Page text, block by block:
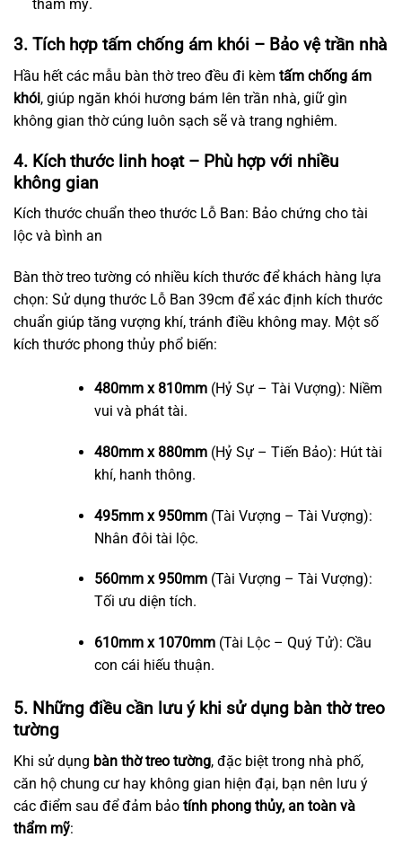
thẩm mỹ.
3. Tích hợp tấm chống ám khói – Bảo vệ trần nhà
Hầu hết các mẫu bàn thờ treo đều đi kèm tấm chống ám
khói, giúp ngăn khói hương bám lên trần nhà, giữ gìn
không gian thờ cúng luôn sạch sẽ và trang nghiêm.
4. Kích thước linh hoạt – Phù hợp với nhiều
không gian
Kích thước chuẩn theo thước Lỗ Ban: Bảo chứng cho tài
lộc và bình an
Bàn thờ treo tường có nhiều kích thước để khách hàng lựa
chọn: Sử dụng thước Lỗ Ban 39cm để xác định kích thước
chuẩn giúp tăng vượng khí, tránh điều không may. Một số
kích thước phong thủy phổ biến:
480mm x 810mm(Hỷ Sự – Tài Vượng): Niềm
vui và phát tài.
480mm x 880mm(Hỷ Sự – Tiến Bảo): Hút tài
khí, hanh thông.
495mm x 950mm(Tài Vượng – Tài Vượng):
Nhân đôi tài lộc.
560mm x 950mm(Tài Vượng – Tài Vượng):
Tối ưu diện tích.
610mm x 1070mm(Tài Lộc – Quý Tử): Cầu
con cái hiếu thuận.
5. Những điều cần lưu ý khi sử dụng bàn thờ treo
tường
Khi sử dụng bàn thờ treo tường, đặc biệt trong nhà phố,
căn hộ chung cư hay không gian hiện đại, bạn nên lưu ý
các điểm sau để đảm bảo tính phong thủy, an toàn và
thẩm mỹ: